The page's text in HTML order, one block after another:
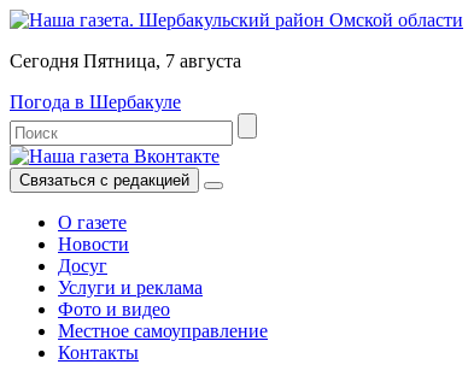
Сегодня Пятница, 7 августа
Погода в Шербакуле
Связаться с редакцией
О газете
Новости
Досуг
Услуги и реклама
Фото и видео
Местное самоуправление
Контакты